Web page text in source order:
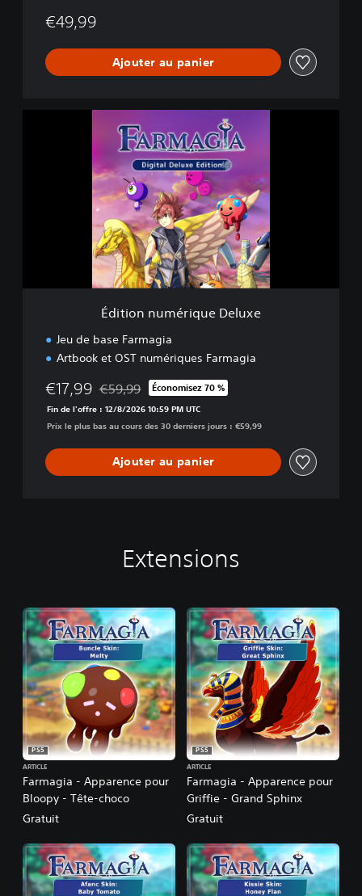
€49,99
Ajouter au panier
r
Édition numérique Deluxe
Jeu de base Farmagia
Artbook et OST numériques Farmagia
€17,99 Remise par rapport au prix d'origine de €59,99
€59,99 Économisez 70 %
Fin de l'offre : 12/8/2026 10:59 PM UTC
Prix le plus bas au cours des 30 derniers jours : €59,99
Ajouter au panier
Extensions
Farmagia - Apparence pour
Bloopy - Tête-choco
PS5
ARTICLE
Gratuit
Farmagia - Apparence pour
Griffie - Grand Sphinx
PS5
ARTICLE
Gratuit